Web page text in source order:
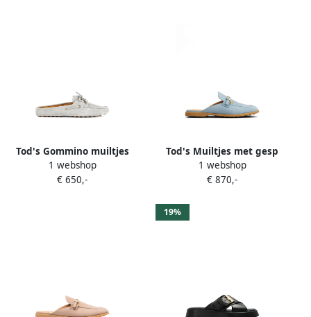
Tod's Gommino muiltjes
met veters Grijs
1 webshop
€ 650,-
Tod's Muiltjes met gesp
Blauw
1 webshop
€ 870,-
19%